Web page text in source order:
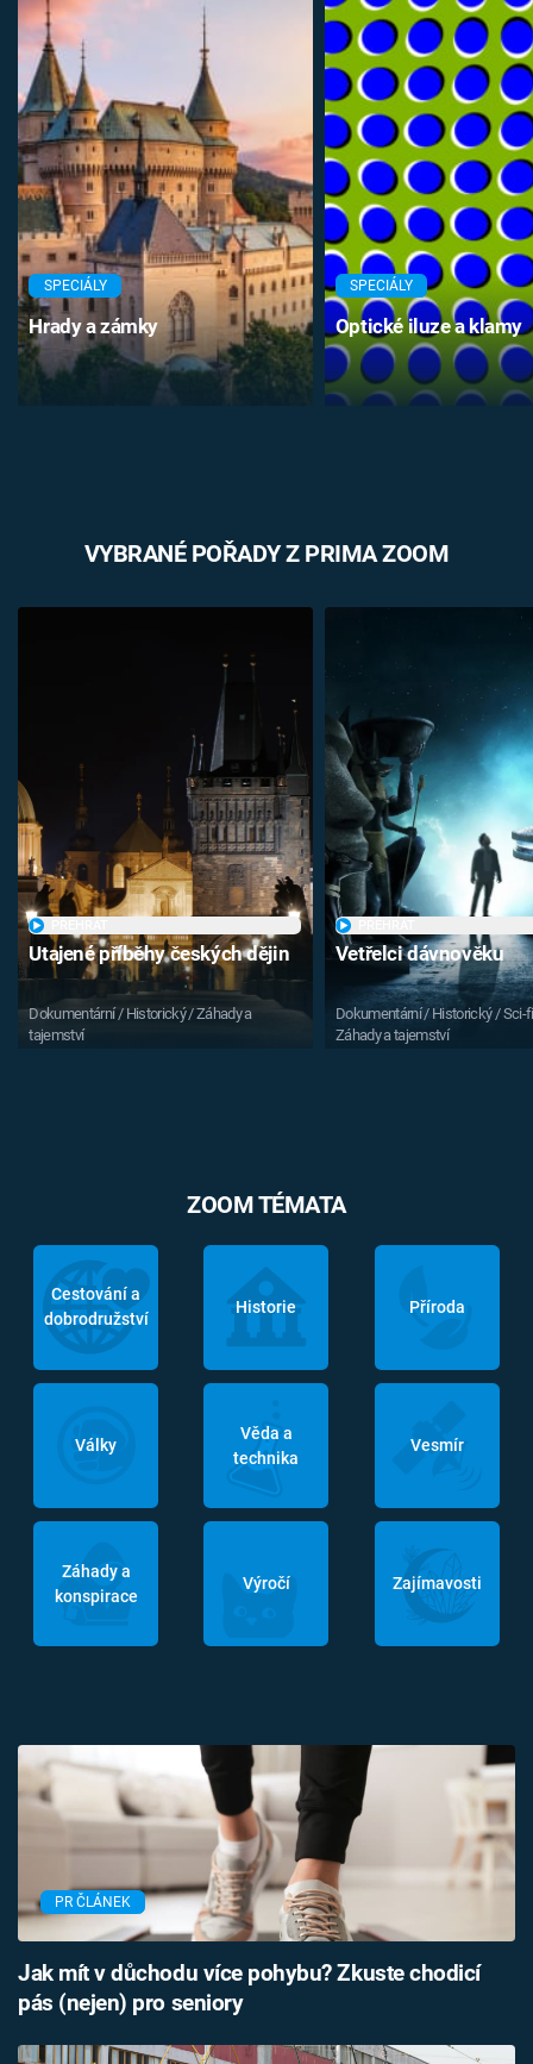
SPECIÁLY
Hrady a zámky
SPECIÁLY
Optické iluze a klamy
VYBRANÉ POŘADY Z PRIMA ZOOM
Utajené příběhy českých dějin
Dokumentární / Historický / Záhady a
tajemství
Vetřelci dávnověku
Dokumentární / Historický / Sci-
Záhady a tajemství
ZOOM TÉMATA
Cestování a
dobrodružství
Historie Příroda
Války
Věda a
technika
Vesmír
Záhady a
konspirace
Výročí Zajímavosti
PR ČLÁNEK
Jak mít v důchodu více pohybu? Zkuste chodicí
pás (nejen) pro seniory